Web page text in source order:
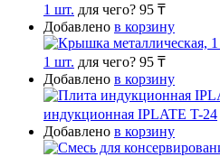
1 шт. для чего? 95 ₸
Добавлено в корзину
1 шт. для чего? 95 ₸
Добавлено в корзину
индукционная IPLATE T-24
Добавлено в корзину